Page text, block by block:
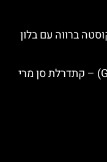
ברווה עם בלון
קתדרלת גירונה (Girona Cathedral) – קתדרלת סן מרי